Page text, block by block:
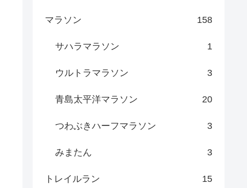
マラソン 158
サハラマラソン 1
ウルトラマラソン 3
青島太平洋マラソン 20
つわぶきハーフマラソン 3
みまたん 3
トレイルラン 15